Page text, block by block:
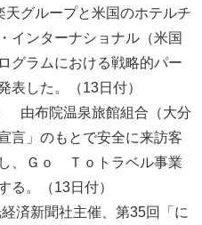
グループと米国のホテルチ
インターナショナル（米国
グラムにおける戦略的パー
表した。（13日付）
由布院温泉旅館組合（大分
言」のもとで安全に来訪客
、Ｇｏ Ｔｏトラベル事業
る。（13日付）
新聞社主催、第35回「に